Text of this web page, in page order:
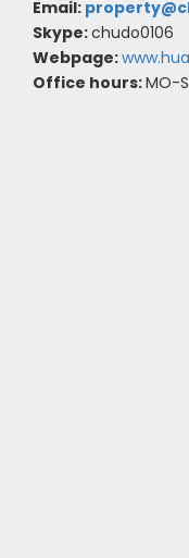
Email:
Skype:chudo0106
Webpage:
Office hours:MO-